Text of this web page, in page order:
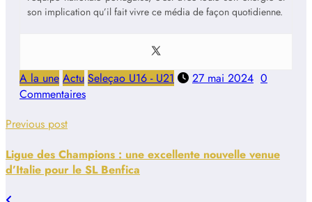
son implication qu’il fait vivre ce média de façon quotidienne.
A la une Actu Seleçao U16 - U21 27 mai 2024 0
Commentaires
Previous post
Ligue des Champions : une excellente nouvelle venue
d’Italie pour le SL Benfica